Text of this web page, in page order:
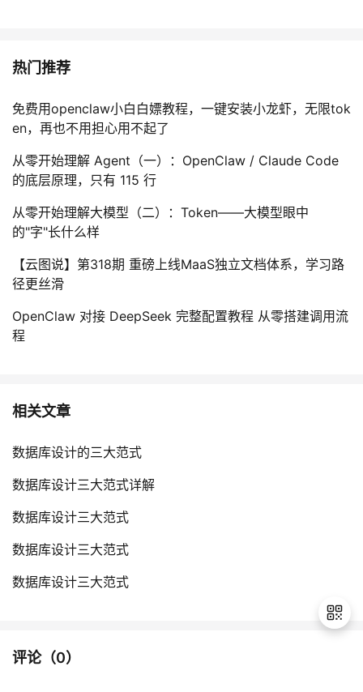
热门推荐
免费用openclaw小白白嫖教程，一键安装小龙虾，无限tok
en，再也不用担心用不起了
从零开始理解 Agent（一）：OpenClaw / Claude Code
的底层原理，只有 115 行
从零开始理解大模型（二）：Token——大模型眼中
的"字"长什么样
【云图说】第318期 重磅上线MaaS独立文档体系，学习路
径更丝滑
OpenClaw 对接 DeepSeek 完整配置教程 从零搭建调用流
程
相关文章
数据库设计的三大范式
数据库设计三大范式详解
数据库设计三大范式
数据库设计三大范式
数据库设计三大范式
评论（0）